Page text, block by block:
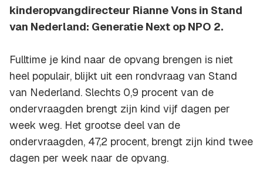
kinderopvangdirecteur Rianne Vons in Stand
van Nederland: Generatie Next op NPO 2.
Fulltime je kind naar de opvang brengen is niet
heel populair, blijkt uit een rondvraag van Stand
van Nederland. Slechts 0,9 procent van de
ondervraagden brengt zijn kind vijf dagen per
week weg. Het grootse deel van de
ondervraagden, 47,2 procent, brengt zijn kind twee
dagen per week naar de opvang.